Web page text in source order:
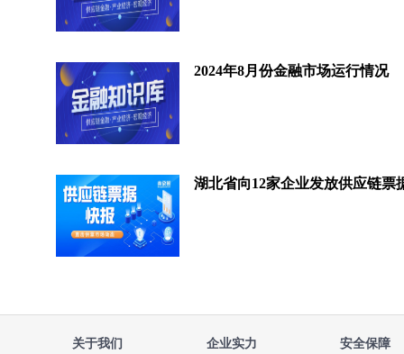
2024年8月份金融市场运行情况
关于我们 企业实力 安全保障